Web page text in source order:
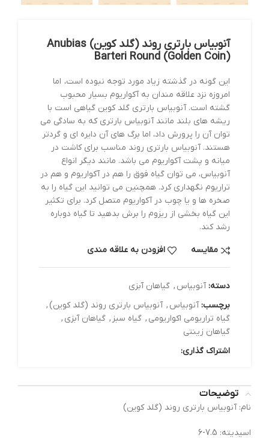
آنوبیاس بارتری روند (گلد کوین) Anubias
Barteri Round (Golden Coin)
این گونه در گذشته زیاد مورد توجه نبوده است، اما
امروزه نزد علاقه مندان به آکواریوم بسیار محبوب
گشته است. آنوبیاس بارتری گلد کوین گیاهی است با
ریشه های بلند مانند آنوبیاس بارتری که به سادگی می
توان آن را پرورش داد، اما برگ های آن دایره ای و گردتر
هستند. آنوبیاس بارتری روند مناسب برای کاشت در
میانه و پشت آکواریوم می باشد. مانند دیگر انواع
آنوبیاس، می توان گیاه فوق را هم در آکواریوم و هم در
تراریوم نگهداری کرد. همچنین می توانید این گیاه را به
صخره ها و یا چوب در آکواریوم متصل کرد. برای تکثیر
این گیاه بخشی از ریزوم را برش بدهید تا گیاه دوباره
رشد کند.
مقایسه افزودن به علاقه مندی
دسته: آنوبیاس , گیاهان آبزی
برچسب: آنوبیاس , آنوبیاس بارتری روند (گلد کوین),
گیاه تراریومی اکواریومی , گیاه سبز , گیاهان آبزی ,
گیاهان زینتی
اشتراک گذاری:
توضیحات
نام: آنوبیاس بارتری روند (گلد کوین)
اسیدیته: 7.5-6